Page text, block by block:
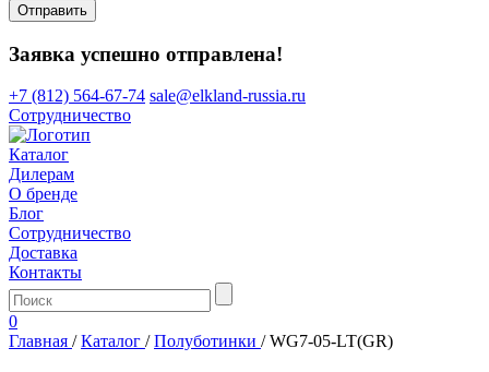
Отправить
Заявка успешно отправлена!
+7 (812) 564-67-74 sale@elkland-russia.ru
Сотрудничество
Каталог
Дилерам
О бренде
Блог
Сотрудничество
Доставка
Контакты
0
Главная / Каталог / Полуботинки / WG7-05-LT(GR)